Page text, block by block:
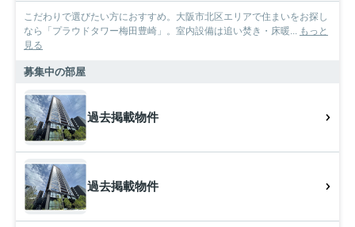
こだわりで選びたい方におすすめ。大阪市北区エリアで住まいをお探し
なら「プラウドタワー梅田豊崎」。室内設備は追い焚き・床暖... もっと
見る
募集中の部屋
過去掲載物件
過去掲載物件